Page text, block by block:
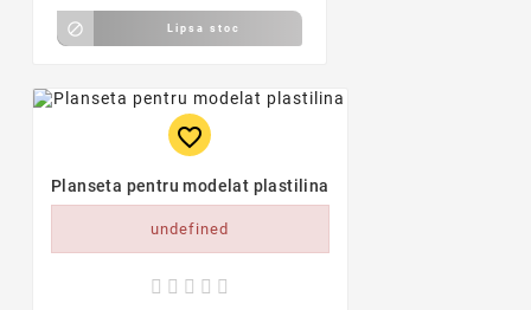
 Lipsa stoc
favorite_border
Planseta pentru modelat plastilina
undefined